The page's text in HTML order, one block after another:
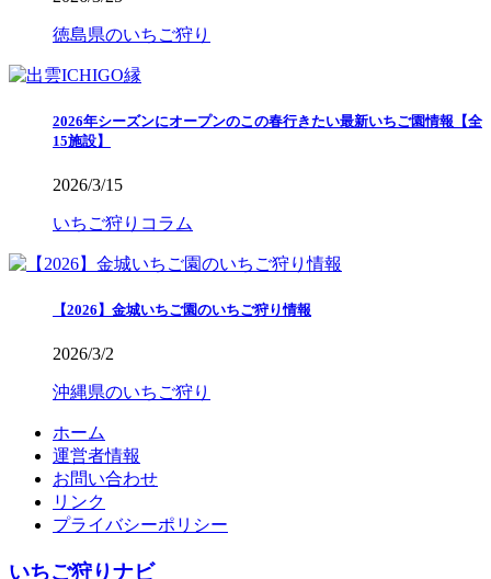
徳島県のいちご狩り
2026年シーズンにオープンのこの春行きたい最新いちご園情報【全
15施設】
2026/3/15
いちご狩りコラム
【2026】金城いちご園のいちご狩り情報
2026/3/2
沖縄県のいちご狩り
ホーム
運営者情報
お問い合わせ
リンク
プライバシーポリシー
いちご狩りナビ